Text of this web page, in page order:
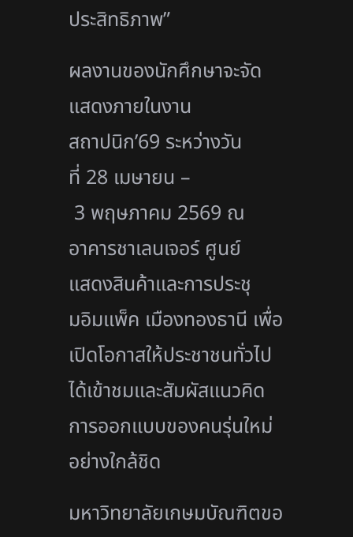
ประสิทธิภาพ”
ผลงานของนักศึกษาจะจัด
แสดงภายในงาน
สถาปนิก’69 ระหว่างวัน
ที่ 28 เมษายน –
3 พฤษภาคม 2569 ณ
อาคารชาเลนเจอร์ ศูนย์
แสดงสินค้าและการประชุ
มอิมแพ็ค เมืองทองธานี เพื่อ
เปิดโอกาสให้ประชาชนทั่วไป
ได้เข้าชมและสัมผัสแนวคิด
การออกแบบของคนรุ่นใหม่
อย่างใกล้ชิด
มหาวิทยาลัยเกษมบัณฑิตขอ